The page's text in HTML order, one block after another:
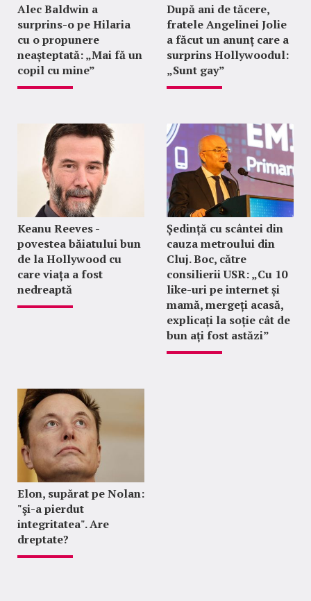
Alec Baldwin a
surprins-o pe Hilaria
cu o propunere
neașteptată: „Mai fă un
copil cu mine”
După ani de tăcere,
fratele Angelinei Jolie
a făcut un anunț care a
surprins Hollywoodul:
„Sunt gay”
Keanu Reeves -
povestea băiatului bun
de la Hollywood cu
care viața a fost
nedreaptă
Ședință cu scântei din
cauza metroului din
Cluj. Boc, către
consilierii USR: „Cu 10
like-uri pe internet și
mamă, mergeți acasă,
explicați la soție cât de
bun ați fost astăzi”
Elon, supărat pe Nolan:
"şi-a pierdut
integritatea". Are
dreptate?